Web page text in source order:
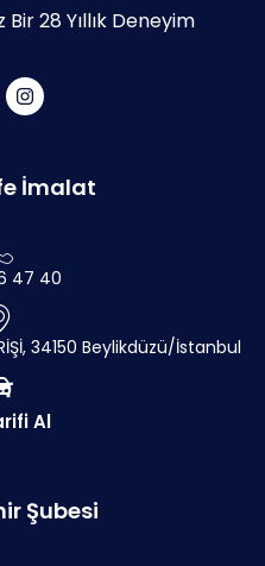
28 Yıllık Deneyim
İmalat
47 40
34150 Beylikdüzü/İstanbul
Al
Şubesi